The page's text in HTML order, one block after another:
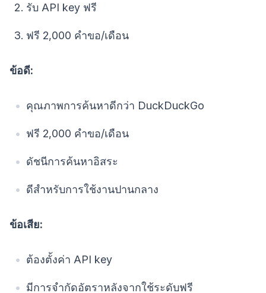
รับ API key ฟรี
ฟรี 2,000 คำขอ/เดือน
ข้อดี:
คุณภาพการค้นหาดีกว่า DuckDuckGo
ฟรี 2,000 คำขอ/เดือน
ดัชนีการค้นหาอิสระ
ดีสำหรับการใช้งานปานกลาง
ข้อเสีย:
ต้องตั้งค่า API key
มีการจำกัดอัตราหลังจากใช้ระดับฟรี